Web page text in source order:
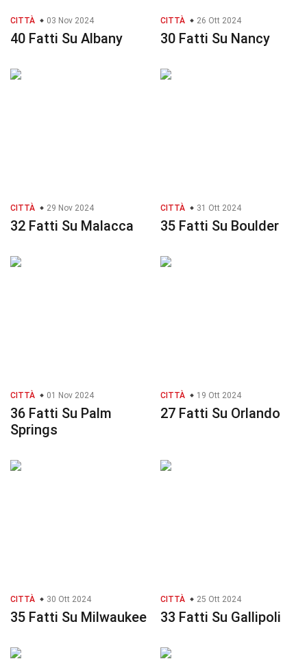
CITTÀ 03 Nov 2024
40 Fatti Su Albany
CITTÀ 26 Ott 2024
30 Fatti Su Nancy
CITTÀ 29 Nov 2024
32 Fatti Su Malacca
CITTÀ 31 Ott 2024
35 Fatti Su Boulder
CITTÀ 01 Nov 2024
36 Fatti Su Palm
Springs
CITTÀ 19 Ott 2024
27 Fatti Su Orlando
CITTÀ 30 Ott 2024
35 Fatti Su Milwaukee
CITTÀ 25 Ott 2024
33 Fatti Su Gallipoli